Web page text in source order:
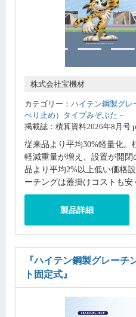
株式会社宝機材
カテゴリー： ハイテン鋼製グ
べり止め）タイプみぞぶた－
掲載誌：積算資料2026年8月号
従来品より平均30%軽量化
軽減重量が増え、設置が開
品より平均2%以上低い価格
ーチングは蓋掛けコストも安
製品詳細
『ハイテン鋼製グレーチ
ト固定式』